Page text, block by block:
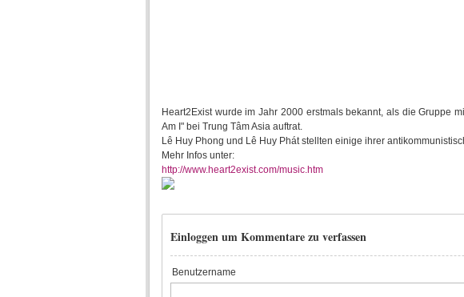
Heart2Exist wurde im Jahr 2000 erstmals bekannt, als die Gruppe
Am I" bei Trung Tâm Asia auftrat.
Lê Huy Phong und Lê Huy Phát stellten einige ihrer
Mehr Infos unter:
http://www.heart2exist.com/music.htm
Einloggen um Kommentare zu verfassen
Benutzername